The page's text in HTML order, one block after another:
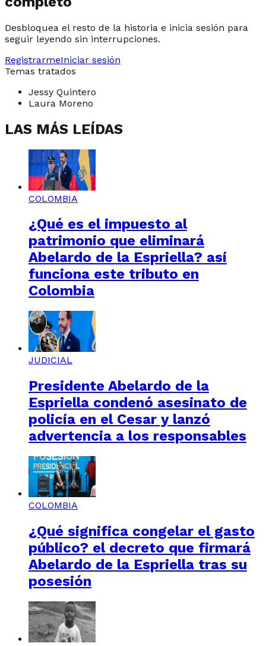
Desbloquea el resto de la historia e inicia sesión para
seguir leyendo sin interrupciones.
RegistrarmeIniciar sesión
Temas tratados
Jessy Quintero
Laura Moreno
LAS MÁS LEÍDAS
COLOMBIA
¿Qué es el impuesto al
patrimonio que eliminará
Abelardo de la Espriella? así
funciona este tributo en
Colombia
JUDICIAL
Presidente Abelardo de la
Espriella condenó asesinato de
policía en el Cesar y lanzó
advertencia a los responsables
COLOMBIA
¿Qué significa congelar el gasto
público? el decreto que firmará
Abelardo de la Espriella tras su
posesión